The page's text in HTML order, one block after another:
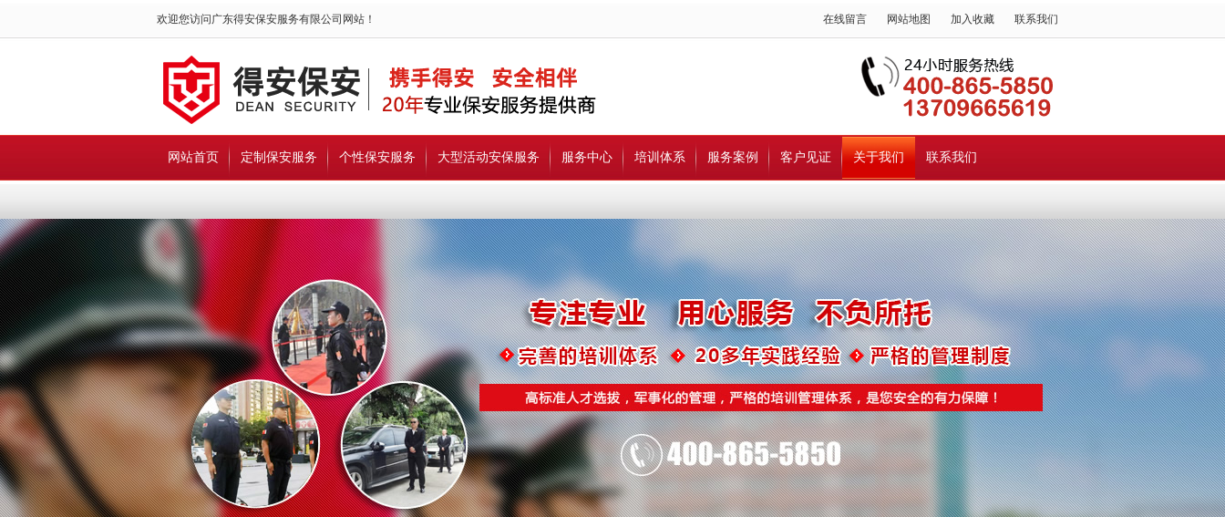
欢迎您访问广东得安保安服务有限公司网站！ 在线留言 网站地图 加入收藏 联系我们
网站首页 定制保安服务 个性保安服务 大型活动安保服务 服务中心 培训体系 服务案例 客户见证 关于我们 联系我们